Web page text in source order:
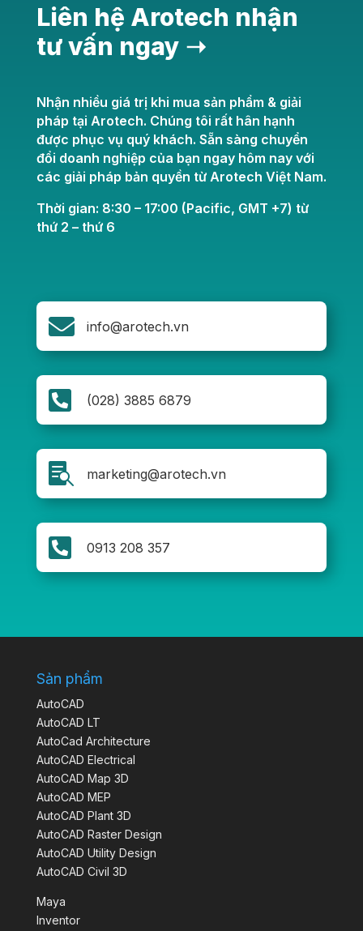
Liên hệ Arotech nhận
tư vấn ngay ➝
Nhận nhiều giá trị khi mua sản phẩm & giải
pháp tại Arotech. Chúng tôi rất hân hạnh
được phục vụ quý khách. Sẵn sàng chuyển
đổi doanh nghiệp của bạn ngay hôm nay với
các giải pháp bản quyền từ Arotech Việt Nam.
Thời gian: 8:30 – 17:00 (Pacific, GMT +7) từ
thứ 2 – thứ 6
 info@arotech.vn
 (028) 3885 6879
 marketing@arotech.vn
 0913 208 357
Sản phẩm
AutoCAD
AutoCAD LT
AutoCad Architecture
AutoCAD Electrical
AutoCAD Map 3D
AutoCAD MEP
AutoCAD Plant 3D
AutoCAD Raster Design
AutoCAD Utility Design
AutoCAD Civil 3D
Maya
Inventor